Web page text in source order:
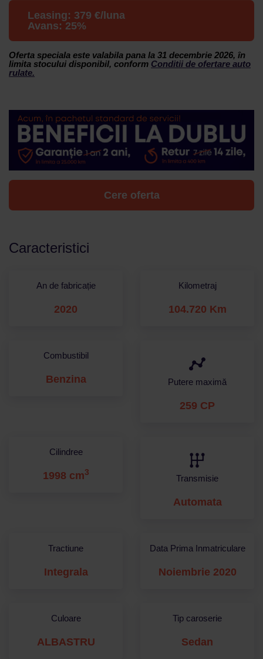
Leasing: 379 €/luna
Avans: 25%
Oferta speciala este valabila pana la 31 decembrie 2026, în
limita stocului disponibil, conform Conditii de ofertare auto
rulate.
Cere oferta
Caracteristici
An de fabricație
2020
Kilometraj
104.720 Km
Combustibil
Benzina Putere maximă
259 CP
Cilindree
1998 cm3
Transmisie
Automata
Tractiune
Integrala
Data Prima Inmatriculare
Noiembrie 2020
Culoare
ALBASTRU
Tip caroserie
Sedan